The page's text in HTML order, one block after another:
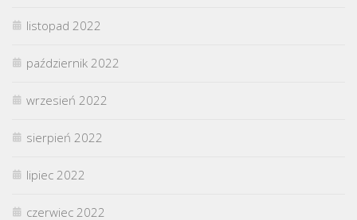
listopad 2022
październik 2022
wrzesień 2022
sierpień 2022
lipiec 2022
czerwiec 2022